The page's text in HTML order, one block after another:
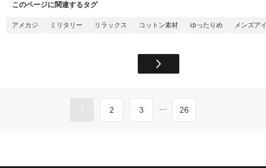
このページに関連するタグ
アメカジ ミリタリー リラックス コットン素材 ゆったりめ メンズア
1 2 3 ... 26